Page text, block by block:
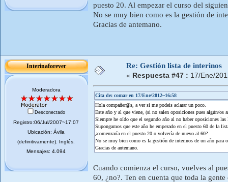
puesto 20. Al empezar el curso del
No se muy bien como es la gestión de
Gracias de antemano.
Interinaforever
Moderadora
Desconectado
Registro:06/Jul/2007~17:07
Ubicación: Ávila
(definitivamente). Inglés.
Mensajes: 4.094
Re: Gestión lista de interinos
« Respuesta #47 : 17/Ene/
Cita de: comar en 17/Ene/2012~16:58
Hola compañer@s, a ver si me podeis aclarar un poco.
Este año y al que viene, (si no salen oposiciones pues algún/os
Siempre he oído que el segundo año al no haber oposiciones
Supongamos que este año he empezado en el puesto 60 de la
¿comenzaría en el puesto 20 o volvería de nuevo al 60?
No se muy bien como es la gestión de interinos de un año para
Gracias de antemano.
Cuando comienza el curso, vuelves al
60, ¿no?. Ten en cuenta que toda la